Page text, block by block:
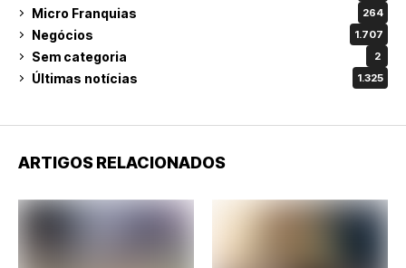
Micro Franquias 264
Negócios 1.707
Sem categoria 2
Últimas notícias 1.325
ARTIGOS RELACIONADOS